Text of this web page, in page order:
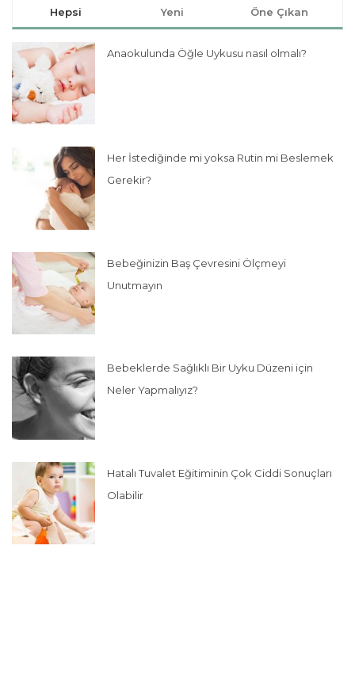
Hepsi Yeni Öne Çıkan
Anaokulunda Öğle Uykusu nasıl olmalı?
Her İstediğinde mi yoksa Rutin mi Beslemek
Gerekir?
Bebeğinizin Baş Çevresini Ölçmeyi
Unutmayın
Bebeklerde Sağlıklı Bir Uyku Düzeni için
Neler Yapmalıyız?
Hatalı Tuvalet Eğitiminin Çok Ciddi Sonuçları
Olabilir